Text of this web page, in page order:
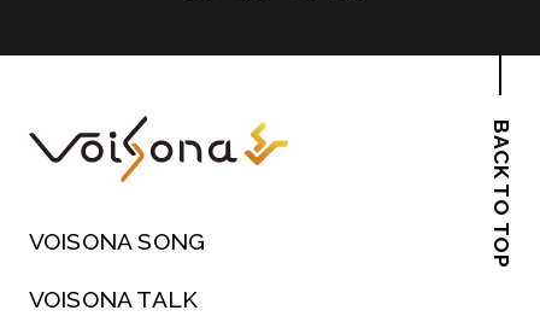
BACK TO TOP
VOISONA SONG
VOISONA TALK